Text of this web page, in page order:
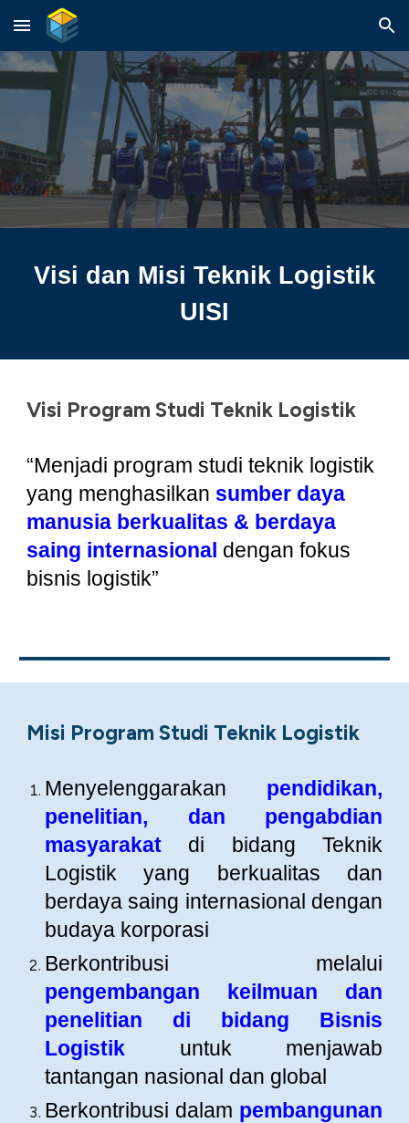
Skip to main content Skip to navigation
Visi dan Misi Teknik Logistik
UISI
Visi Program Studi Teknik Logistik
“Menjadi program studi teknik logistik
yang menghasilkan sumber daya
manusia berkualitas & berdaya
saing internasional dengan fokus
bisnis logistik”
Misi Program Studi Teknik Logistik
Menyelenggarakan pendidikan,
penelitian, dan pengabdian
masyarakat di bidang Teknik
Logistik yang berkualitas dan
berdaya saing internasional dengan
budaya korporasi
Berkontribusi melalui
pengembangan keilmuan dan
penelitian di bidang Bisnis
Logistik untuk menjawab
tantangan nasional dan global
Berkontribusi dalam pembangunan